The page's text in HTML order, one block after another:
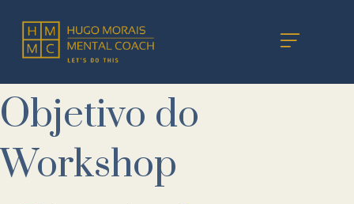
Objetivo do
Workshop